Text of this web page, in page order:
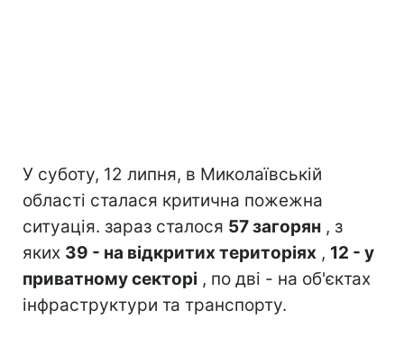
У суботу, 12 липня, в Миколаївській
області сталася критична пожежна
ситуація. зараз сталося 57 загорян , з
яких 39 - на відкритих територіях , 12 - у
приватному секторі , по дві - на об'єктах
інфраструктури та транспорту.